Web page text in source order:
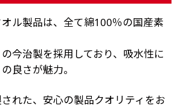
ル製品は、全て綿100％の国産素
今治製を採用しており、吸水性に
良さが魅力。
れた、安心の製品クオリティをお